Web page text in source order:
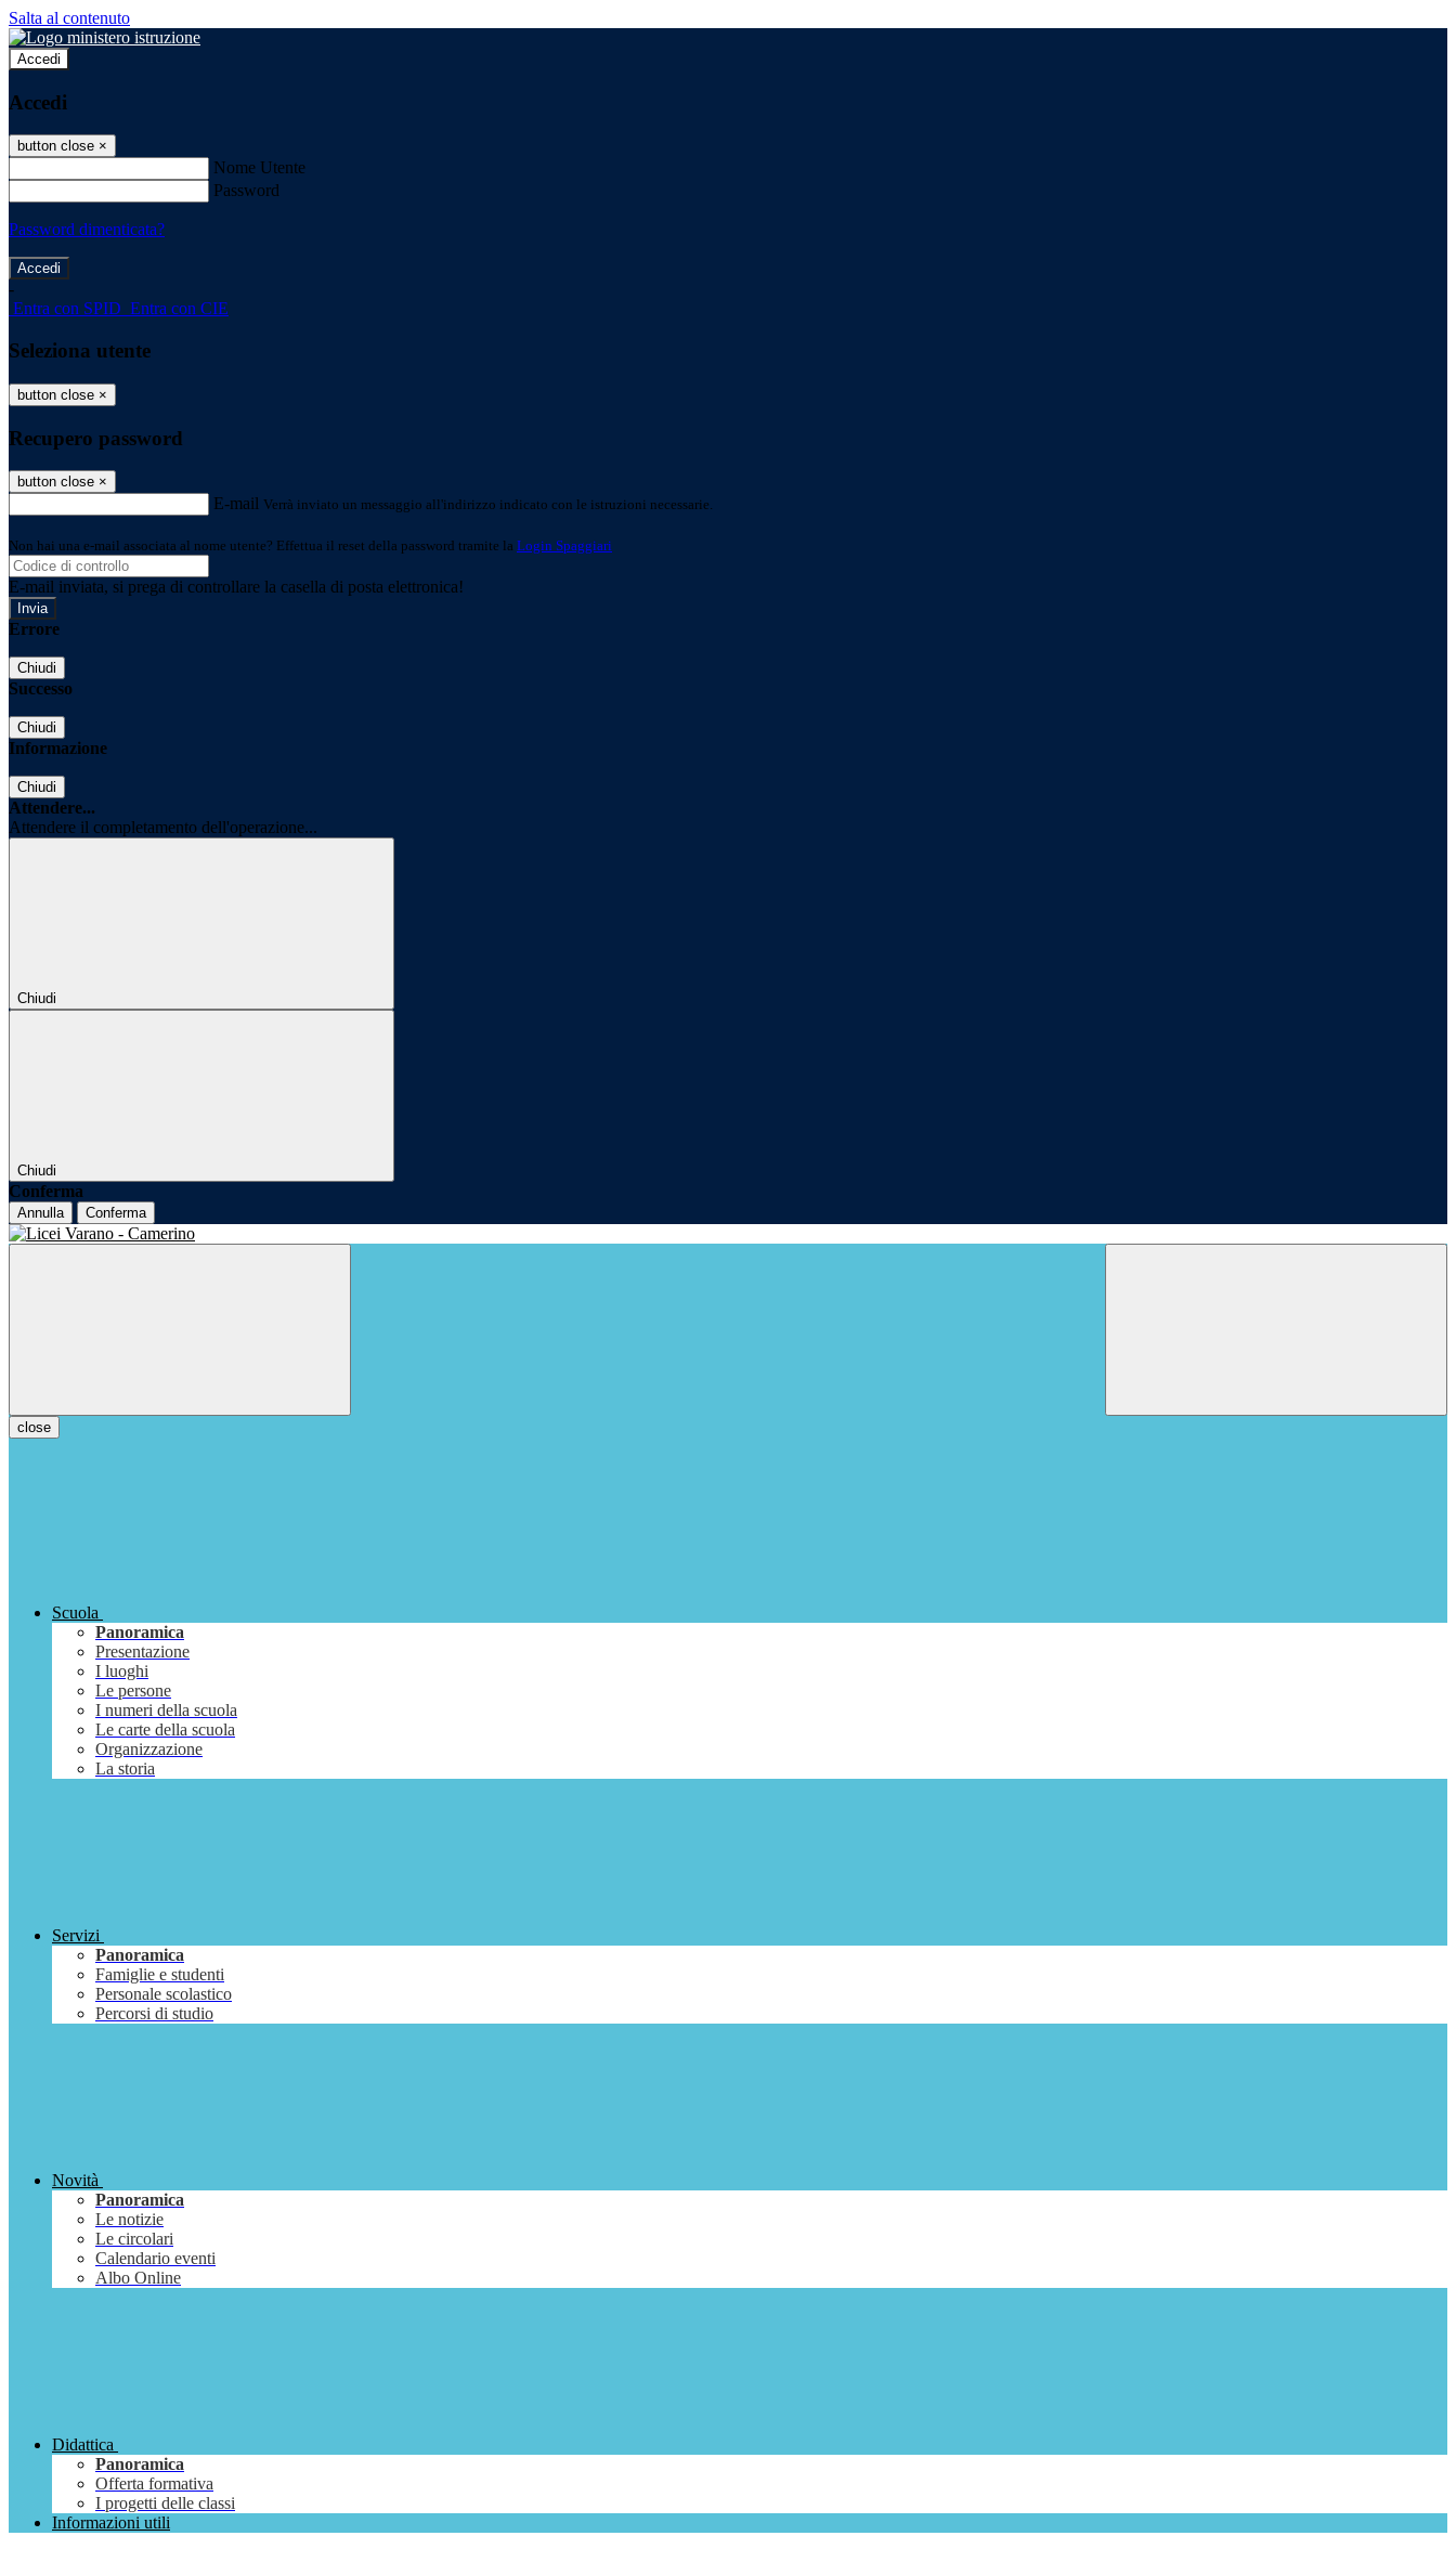
Salta al contenuto
Accedi
Accedi
button close ×
Nome Utente
Password
Password dimenticata?
-
Entra con SPID Entra con CIE
Seleziona utente
button close ×
Recupero password
button close ×
E-mail Verrà inviato un messaggio all'indirizzo indicato con le istruzioni necessarie.
Non hai una e-mail associata al nome utente? Effettua il reset della password tramite la Login Spaggiari
E-mail inviata, si prega di controllare la casella di posta elettronica!
Errore
Chiudi
Successo
Chiudi
Informazione
Chiudi
Attendere...
Attendere il completamento dell'operazione...
Chiudi
Chiudi
Conferma
Annulla Conferma
close
Scuola
Panoramica
Presentazione
I luoghi
Le persone
I numeri della scuola
Le carte della scuola
Organizzazione
La storia
Servizi
Panoramica
Famiglie e studenti
Personale scolastico
Percorsi di studio
Novità
Panoramica
Le notizie
Le circolari
Calendario eventi
Albo Online
Didattica
Panoramica
Offerta formativa
I progetti delle classi
Informazioni utili